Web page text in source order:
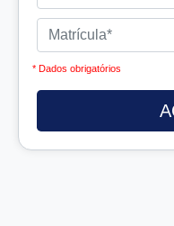
* Dados obrigatórios